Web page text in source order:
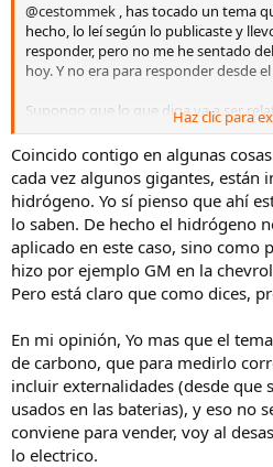
@cestommek , has tocado un tema
hecho, lo leí según lo publicaste y
responder, pero no me he sentado
hoy. Y no era para responder desde
Supongo que lo que diga va a ser
espero poder expresarme bien
Primero: la energía renovable es el
Segundo: actualmente, seguimos
térmica y nuclear. Y seguirá asi
20 seguro.
Por qué digo esto? Hay dos factores
generación de energía eléctrica, más
el consumo instantaneo: la
frecuencia y tensión. Sin estos dos
inviable. Y actualente, las únicas
suficiente para mantener esos
Ciclos combinados (el carbón
contaminante). Esto implica que por
instale, no se podrá tener una
renovable.
Haz clic para
Coincido contigo en algunas
cada vez algunos gigantes, están
hidrógeno. Yo sí pienso que ahí
lo saben. De hecho el hidrógeno
aplicado en este caso, sino como
hizo por ejemplo GM en la
Pero está claro que como dices,
En mi opinión, Yo mas que el
de carbono, que para medirlo
incluir externalidades (desde que
usados en las baterias), y eso no
conviene para vender, voy al
lo electrico.